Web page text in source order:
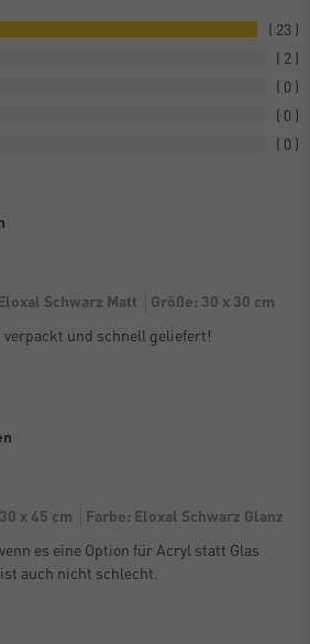
23
2
0
0
0
Schwarz Matt
Größe: 30 x 30 cm
und schnell geliefert!
x 45 cm
Farbe: Eloxal Schwarz Glanz
es eine Option für Acryl statt Glas
auch nicht schlecht.